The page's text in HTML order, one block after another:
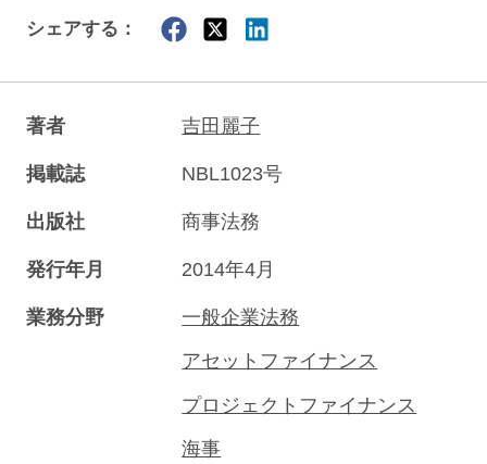
シェアする：
著者 吉田麗子
掲載誌 NBL1023号
出版社 商事法務
発行年月 2014年4月
業務分野 一般企業法務
アセットファイナンス
プロジェクトファイナンス
海事